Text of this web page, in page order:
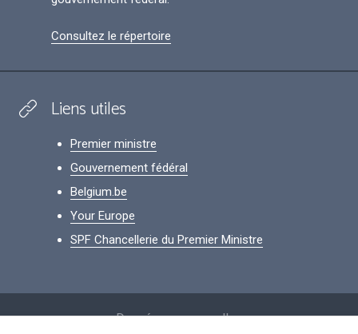
Consultez le répertoire
Liens utiles
Premier ministre
Gouvernement fédéral
Belgium.be
Your Europe
SPF Chancellerie du Premier Ministre
Données personnelles